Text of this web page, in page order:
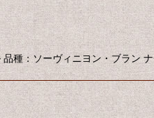
種：ソーヴィニヨン・ブラン